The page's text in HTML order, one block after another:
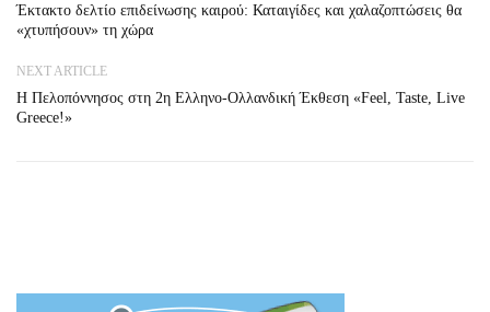
Έκτακτο δελτίο επιδείνωσης καιρού: Καταιγίδες και χαλαζοπτώσεις θα
«χτυπήσουν» τη χώρα
NEXT ARTICLE
Η Πελοπόννησος στη 2η Ελληνο-Ολλανδική Έκθεση «Feel, Taste, Live
Greece!»